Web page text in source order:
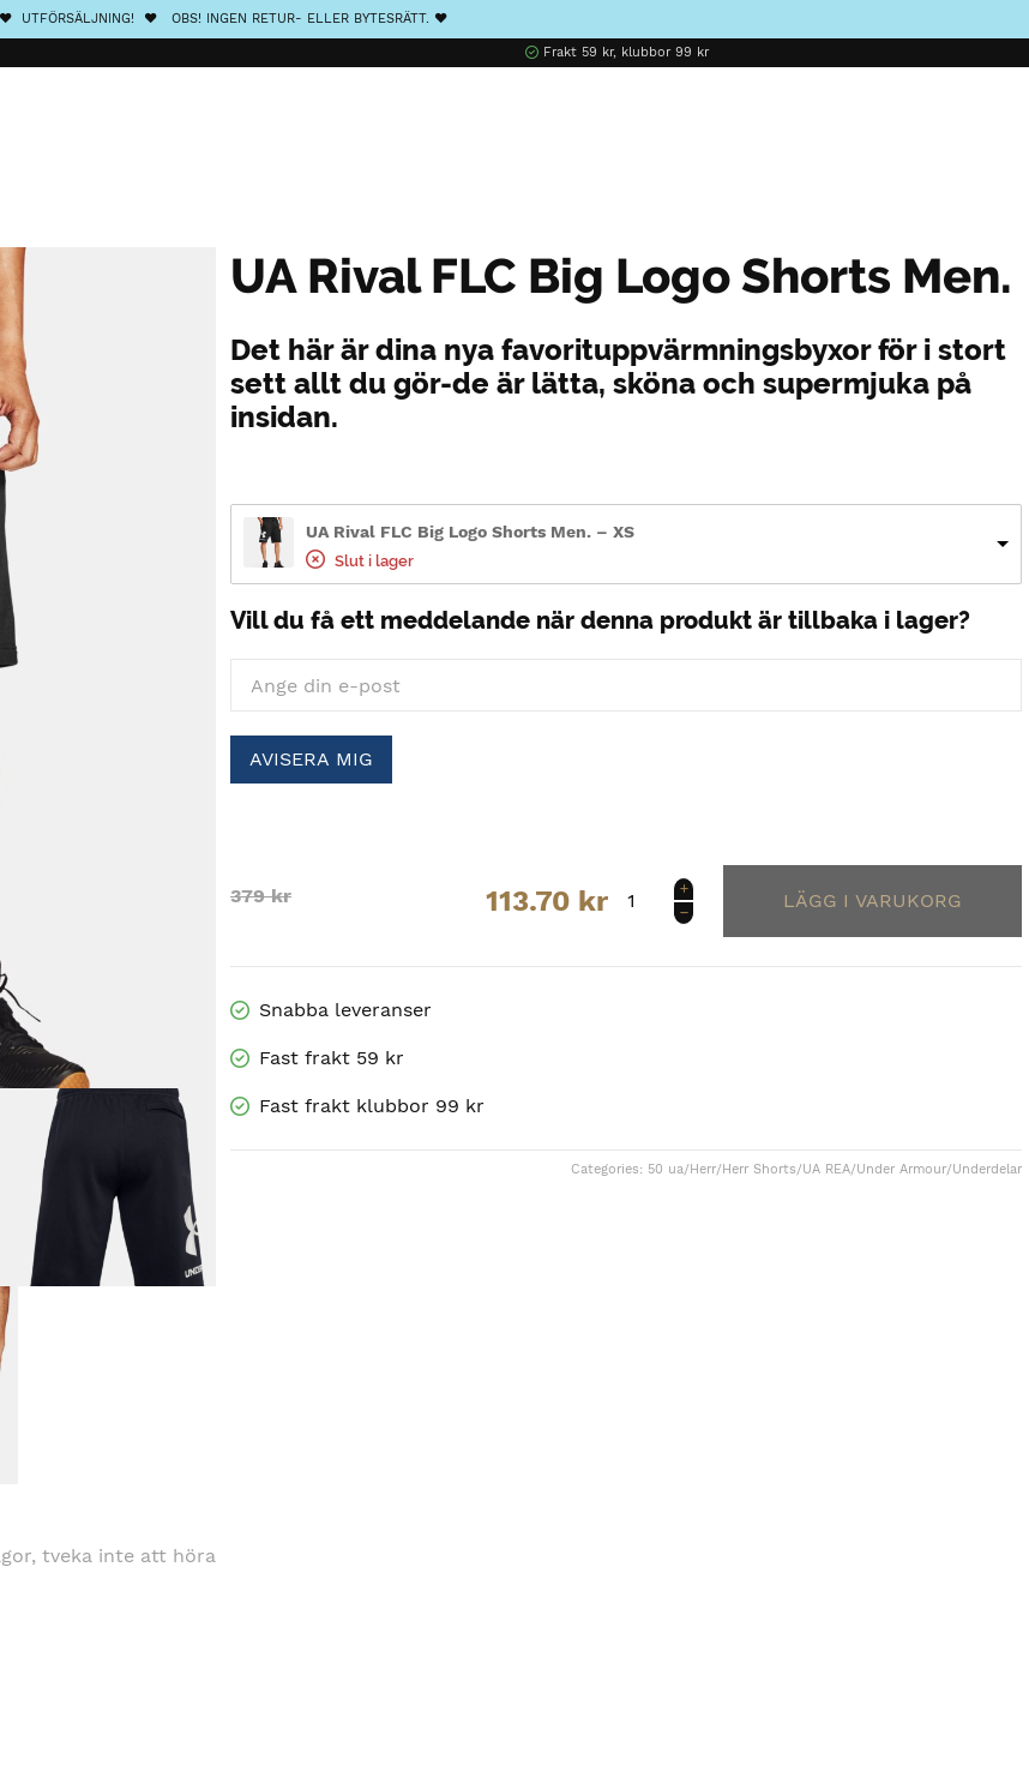
❤️ UTFÖRSÄLJNING! ❤️ OBS! INGEN RETUR- ELLER BYTESRÄTT. ❤️
Frakt 59 kr, klubbor 99 kr
tveka inte att höra
UA Rival FLC Big Logo Shorts Men.
Det här är dina nya favorituppvärmningsbyxor för i stort
sett allt du gör-de är lätta, sköna och supermjuka på
insidan.
UA Rival FLC Big Logo Shorts Men. – XS
Slut i lager
Vill du få ett meddelande när denna produkt är tillbaka i lager?
AVISERA MIG
379kr
Original
was:
379 kr.
113.70 kr
Current
is:
113.70 kr.
Rival
Shorts
Snabba leveranser
Fast frakt 59 kr
Fast frakt klubbor 99 kr
Categories: 50 ua/Herr/Herr Shorts/UA REA/Under Armour/Underdelar